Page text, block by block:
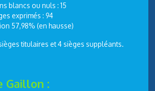
blancs ou nuls : 15
exprimés : 94
57,98% (en hausse)
titulaires et 4 sièges suppléants.
Gaillon :